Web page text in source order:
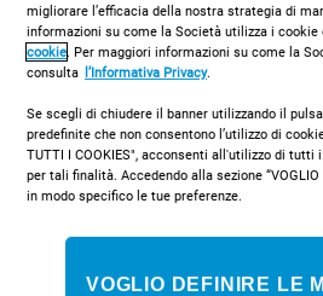
Tecnologia avanzata
migliorare l’efficacia della nostra strategia di
informazioni su come la Società utilizza i
cookie. Per maggiori informazioni su come la
consulta l’Informativa Privacy.
Se scegli di chiudere il banner utilizzando il
predefinite che non consentono l’utilizzo di
TUTTI I COOKIES", acconsenti all'utilizzo di
per tali finalità. Accedendo alla sezione “VOGLIO
in modo specifico le tue preferenze.
VOGLIO DEFINIRE LE